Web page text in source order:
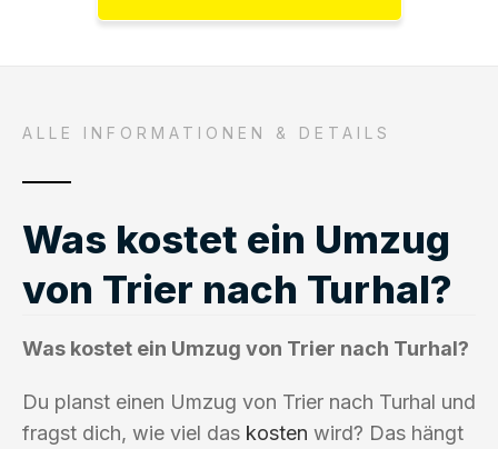
ALLE INFORMATIONEN & DETAILS
Was kostet ein Umzug
von Trier nach Turhal?
Was kostet ein Umzug von Trier nach Turhal?
Du planst einen Umzug von Trier nach Turhal und
fragst dich, wie viel das kosten wird? Das hängt